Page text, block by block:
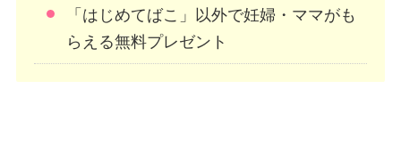
「はじめてばこ」以外で妊婦・ママがも
らえる無料プレゼント